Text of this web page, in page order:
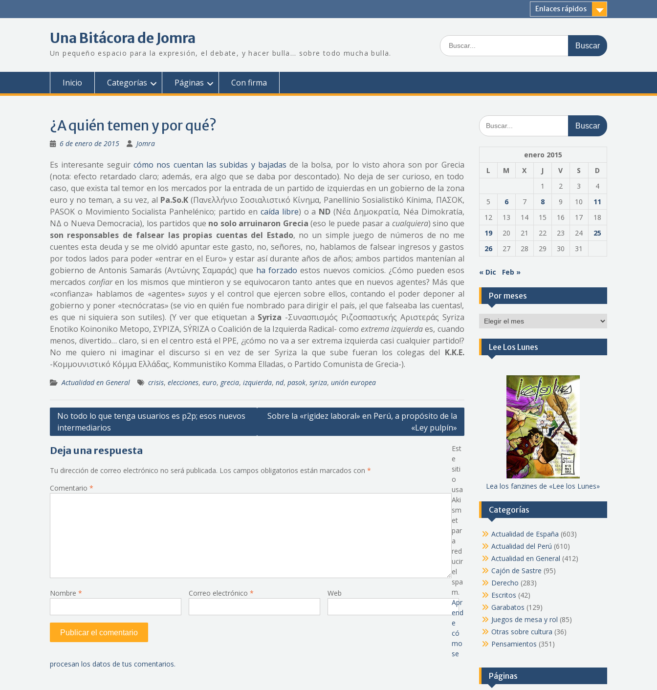
Enlaces rápidos
Una Bitácora de Jomra
Un pequeño espacio para la expresión, el debate, y hacer bulla… sobre todo mucha bulla.
Buscar:
Inicio Categorías Páginas Con firma
¿A quién temen y por qué?
6 de enero de 2015 Jomra
Es interesante seguircómo nos cuentan las subidas y bajadas de la bolsa, por lo visto ahora son por Grecia
(nota: efecto retardado claro; además, era algo que se daba por descontado). No deja de ser curioso, en todo
caso, que exista tal temor en los mercados por la entrada de un partido de izquierdas en un gobierno de la zona
euro y no teman, a su vez, al Pa.So.K(Πανελλήνιο Σοσιαλιστικό Κίνημα, Panellínio Sosialistikó Kínima, ΠΑΣΟΚ,
PASOK o Movimiento Socialista Panhelénico; partido en caída libre) o a ND (Νέα Δημοκρατία, Néa Dimokratía,
ΝΔ o Nueva Democracia), los partidos que no solo arruinaron Grecia (eso le puede pasar a cualquiera) sino que
son responsables de falsear las propias cuentas del Estado, no un simple juego de números de no me
cuentes esta deuda y se me olvidó apuntar este gasto, no, señores, no, hablamos de falsear ingresos y gastos
por todos lados para poder «entrar en el Euro» y estar así durante años de años; ambos partidos mantenían al
gobierno de Antonis Samarás (Αντώνης Σαμαράς) que ha forzado estos nuevos comicios. ¿Cómo pueden esos
mercados confiaren los mismos que mintieron y se equivocaron tanto antes que en nuevos agentes? Más que
«confianza» hablamos de «agentes»suyos y el control que ejercen sobre ellos, contando el poder deponer al
gobierno y poner «tecnócratas» (se vio en quién fue nombrado para dirigir el país, ¡el que falseaba las cuentas!,
es que ni siquiera son sutiles). (Y ver que etiquetan a Syriza -Συνασπισμός Ριζοσπαστικής Αριστεράς Syriza
Enotiko Koinoniko Metopo, ΣΥΡΙΖΑ, SÝRIZA o Coalición de la Izquierda Radical- comoextrema izquierdaes, cuando
menos, divertido… claro, si en el centro está el PPE, ¿¡cómo no va a ser extrema izquierda casi cualquier partido!?
No me quiero ni imaginar el discurso si en vez de ser Syriza la que sube fueran los colegas del K.K.E.
-Κομμουνιστικό Κόμμα Ελλάδας, Kommunistiko Komma Elladas, o Partido Comunista de Grecia-).
Actualidad en General crisis, elecciones, euro, grecia, izquierda, nd, pasok, syriza, unión europea
Navegación
de
entradas
No todo lo que tenga usuarios es p2p; esos nuevos
intermediarios
Sobre la «rigidez laboral» en Perú, a propósito de la
«Ley pulpín»
Deja una respuesta
Tu dirección de correo electrónico no será publicada. Los campos obligatorios están marcados con *
Comentario *
Nombre * Correo electrónico * Web
Est
e
siti
o
usa
Aki
sm
et
par
a
red
ucir
el
spa
m.
Apr
end
e
có
mo
se
procesan los datos de tus comentarios.
Buscar:
enero 2015
L
M X J V S
D
1
2 3
4
5
6 7 8 9 10
11
12
13 14 15 16 17
18
19
20 21 22 23 24
25
26
27 28 29 30 31
« Dic Feb »
Por meses
Por
Lee Los Lunes
Lea los fanzines de «Lee los Lunes»
Categorías
Actualidad de España (603)
Actualidad del Perú (610)
Actualidad en General (412)
Cajón de Sastre (95)
Derecho (283)
Escritos (42)
Garabatos (129)
Juegos de mesa y rol (85)
Otras sobre cultura (36)
Pensamientos (351)
Páginas